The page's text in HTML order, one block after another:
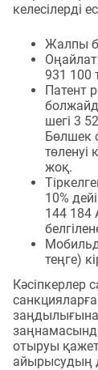
келесілерді
Жалпы
931 100
Патент
шегі 3
Бөлшек
төленуі
жоқ.
10%
144 184
теңге)
Кәсіпкерлер
заңдылығына
отыруы
айырысудың